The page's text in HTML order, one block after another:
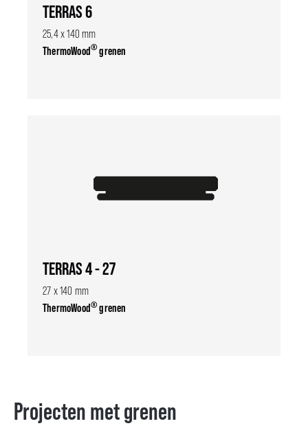
TERRAS 6
25,4 x 140 mm
ThermoWood®grenen
TERRAS 4 - 27
27 x 140 mm
ThermoWood®grenen
Projecten met grenen